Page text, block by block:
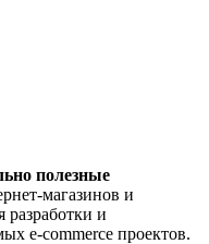
полезные
магазинов и
разработки и
e-commerce проектов.